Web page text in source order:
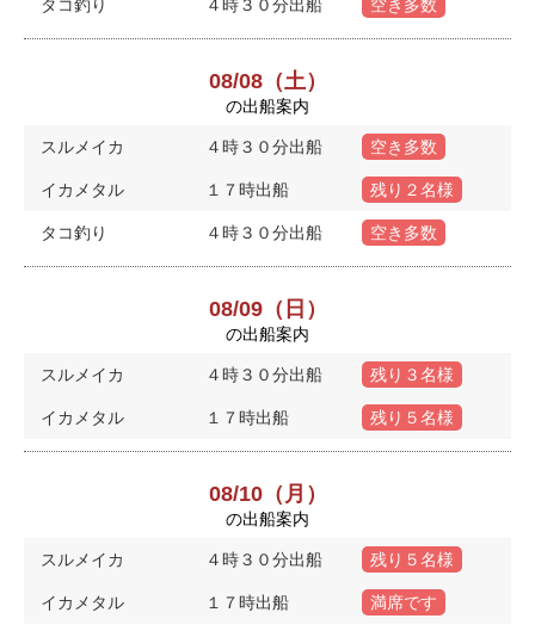
タコ釣り ４時３０分出船 空き多数
08/08（土）
の出船案内
スルメイカ ４時３０分出船 空き多数
イカメタル １７時出船 残り２名様
タコ釣り ４時３０分出船 空き多数
08/09（日）
の出船案内
スルメイカ ４時３０分出船 残り３名様
イカメタル １７時出船 残り５名様
08/10（月）
の出船案内
スルメイカ ４時３０分出船 残り５名様
イカメタル １７時出船 満席です